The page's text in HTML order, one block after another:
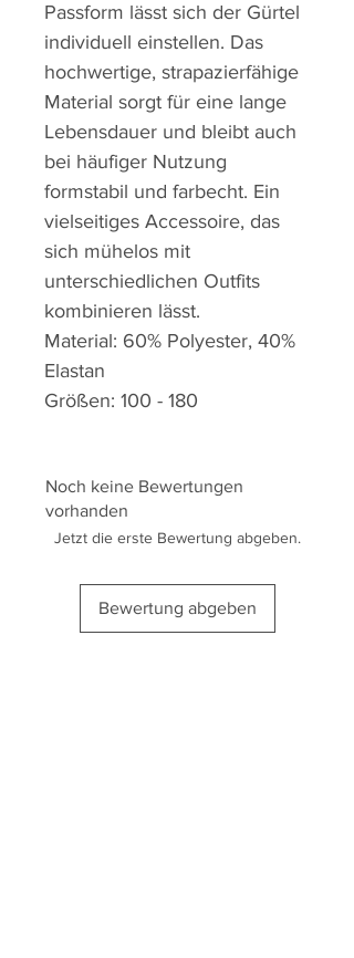
Passform lässt sich der Gürtel
individuell einstellen. Das
hochwertige, strapazierfähige
Material sorgt für eine lange
Lebensdauer und bleibt auch
bei häufiger Nutzung
formstabil und farbecht. Ein
vielseitiges Accessoire, das
sich mühelos mit
unterschiedlichen Outfits
kombinieren lässt.
Material: 60% Polyester, 40%
Elastan
Größen: 100 - 180
Noch keine Bewertungen
vorhanden
Jetzt die erste Bewertung abgeben.
Bewertung abgeben